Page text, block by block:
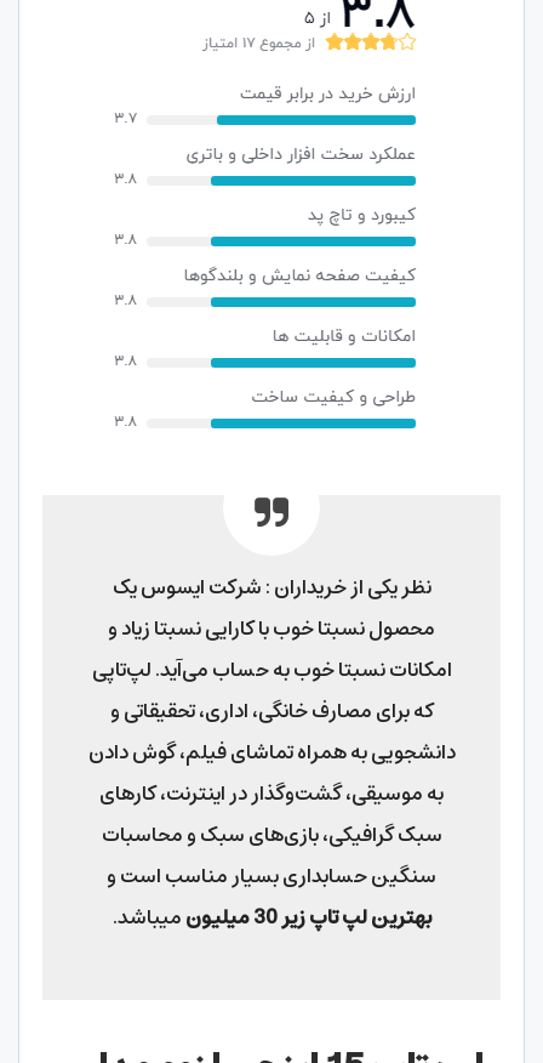
نظر یکی از خریداران : شرکت ایسوس یک
محصول نسبتا خوب با کارایی نسبتا زیاد و
امکانات نسبتا خوب به حساب می‌‌آید. لپ‌‌تاپی
که برای مصارف خانگی، اداری، تحقیقاتی و
دانشجویی به همراه تماشای فیلم، گوش دادن
به موسیقی، گشت‌و‌گذار در اینترنت، کارهای
سبک گرافیکی، بازی‌های سبک و محاسبات
سنگین حسابداری بسیار مناسب است و
بهترین لپ تاپ زیر 30 میلیون
میباشد.